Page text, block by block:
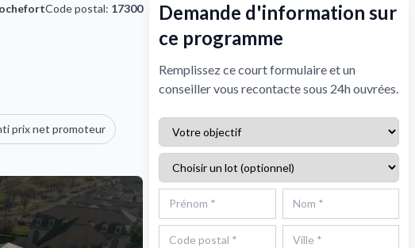
Code postal: 17300
prix net promoteur
Demande d'information sur
ce programme
Remplissez ce court formulaire et un
conseiller vous recontacte sous 24h ouvrées.